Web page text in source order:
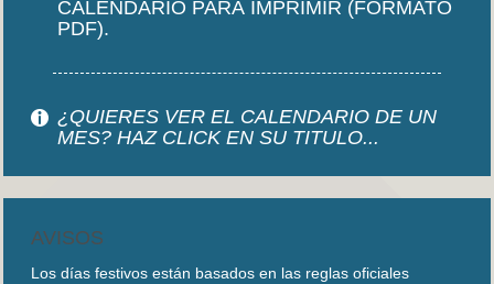
CALENDARIO PARA IMPRIMIR (FORMATO
PDF).
¿QUIERES VER EL CALENDARIO DE UN
MES? HAZ CLICK EN SU TITULO...
AVISOS
Los días festivos están basados en las reglas oficiales